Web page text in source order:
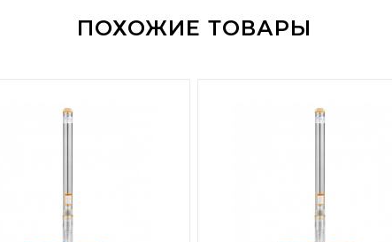
ПОХОЖИЕ ТОВАРЫ